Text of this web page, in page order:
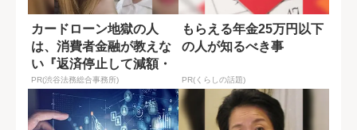
カードローン地獄の人
は、消費者金融が教えな
い『返済停止して減額・
免除する方法』で...
PR(渋谷法務総合事務所)
もらえる年金25万円以下
の人が知るべき事
PR(くらしの話題)